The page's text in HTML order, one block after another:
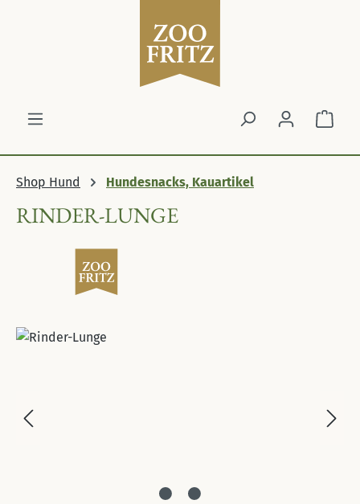
Shop Hund Hundesnacks, Kauartikel
RINDER-LUNGE
Bildergalerie überspringen